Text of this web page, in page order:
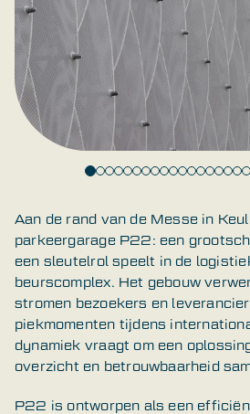
Aan de rand van de Messe in
parkeergarage P22: een
een sleutelrol speelt in de
beurscomplex. Het gebouw
stromen bezoekers en
piekmomenten tijdens
dynamiek vraagt om een
overzicht en betrouwbaarheid
P22 is ontworpen als een